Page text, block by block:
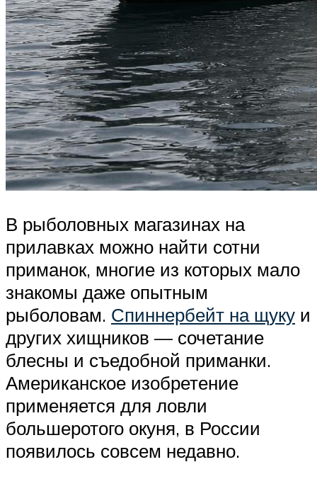
В рыболовных магазинах на
прилавках можно найти сотни
приманок, многие из которых мало
знакомы даже опытным
рыболовам. Спиннербейт на щуку и
других хищников — сочетание
блесны и съедобной приманки.
Американское изобретение
применяется для ловли
большеротого окуня, в России
появилось совсем недавно.